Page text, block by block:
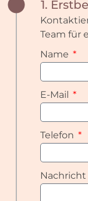
1.
Team für
Name
E-Mail
Telefon